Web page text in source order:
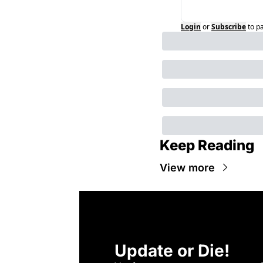
Login orSubscribeto
Keep Reading
View more
Update or Die!